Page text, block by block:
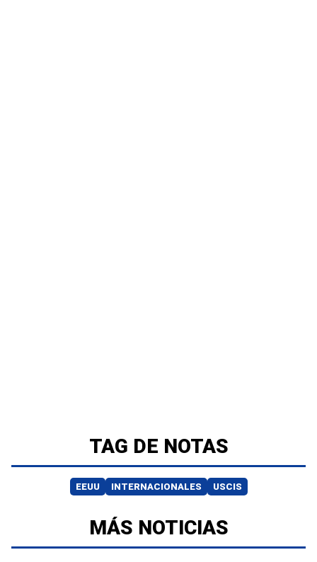
TAG DE NOTAS
EEUU INTERNACIONALES USCIS
MÁS NOTICIAS